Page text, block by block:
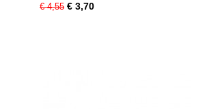
€ 4,55 € 3,70